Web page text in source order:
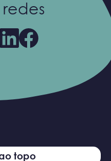
redes
topo